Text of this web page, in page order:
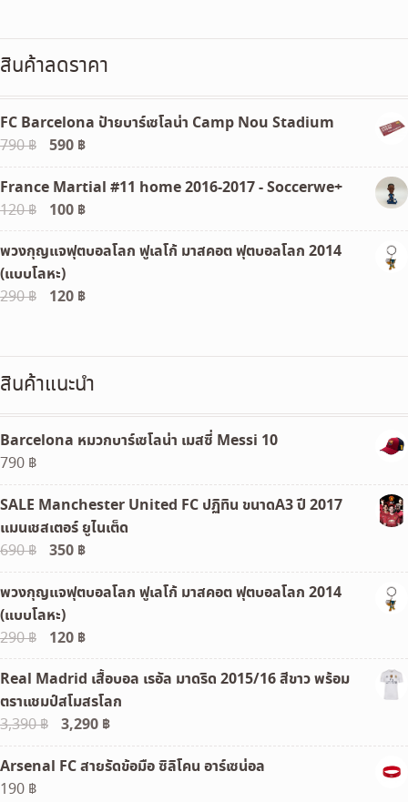
สินค้าลดราคา
FC Barcelona ป้ายบาร์เซโลน่า Camp Nou Stadium
790฿
Original
price
was:
790 ฿.
590 ฿Current
price
is:
590 ฿.
France Martial #11 home 2016-2017 - Soccerwe+
120฿
Original
price
was:
120 ฿.
100 ฿Current
price
is:
พวงกุญแจฟุตบอลโลก ฟูเลโก้ มาสคอต ฟุตบอลโลก 2014
(แบบโลหะ)
290฿
Original
120 ฿Current
สินค้าแนะนำ
Barcelona หมวกบาร์เซโลน่า เมสซี่ Messi 10
790 ฿
SALE Manchester United FC ปฏิทิน ขนาดA3 ปี 2017
แมนเชสเตอร์ ยูไนเต็ด
690฿
Original
price
was:
690 ฿.
350 ฿Current
price
is:
พวงกุญแจฟุตบอลโลก ฟูเลโก้ มาสคอต ฟุตบอลโลก 2014
(แบบโลหะ)
290฿
Original
price
was:
290 ฿.
120 ฿Current
price
is:
120 ฿.
Real Madrid เสื้อบอล เรอัล มาดริด 2015/16 สีขาว พร้อม
ตราแชมป์สโมสรโลก
3,390฿
Original
price
was:
3,290 ฿Current
price
is:
Arsenal FC สายรัดข้อมือ ซิลิโคน อาร์เซน่อล
190 ฿